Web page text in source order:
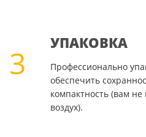
3
УПАКОВКА
Профессионально
обеспечить
компактность (вам не
воздух).